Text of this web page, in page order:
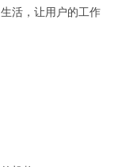
活，让用户的工作